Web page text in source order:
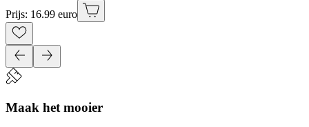
Prijs: 16.99 euro
Maak het mooier